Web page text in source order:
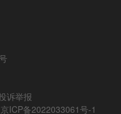
诉举报
京ICP备2022033061号-1